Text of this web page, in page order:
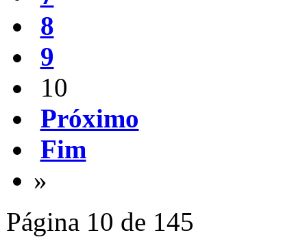
8
9
10
Próximo
Fim
»
Página 10 de 145